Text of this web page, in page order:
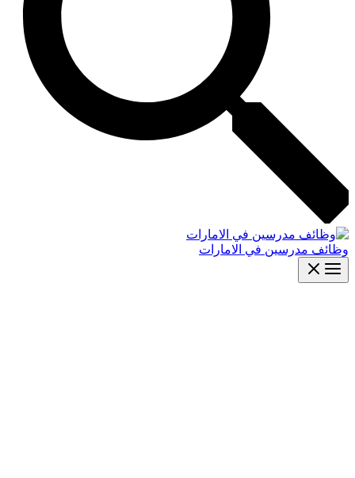
وظائف مدرسين في الامارات